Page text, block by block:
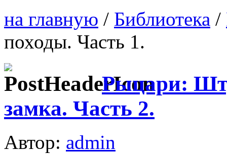
на главную / Библиотека /
походы. Часть 1.
Рыцари:
замка. Часть 2.
Автор: admin